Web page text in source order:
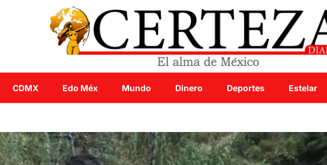
CDMX Edo Méx Mundo Dinero Deportes Estelar